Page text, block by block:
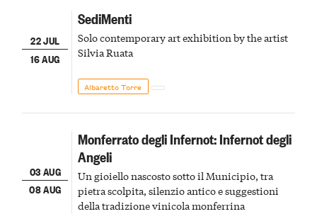
22 JUL
16 AUG
SediMenti
Solo contemporary art exhibition by the artist
Silvia Ruata
Albaretto Torre
03 AUG
08 AUG
Monferrato degli Infernot: Infernot degli
Angeli
Un gioiello nascosto sotto il Municipio, tra
pietra scolpita, silenzio antico e suggestioni
della tradizione vinicola monferrina